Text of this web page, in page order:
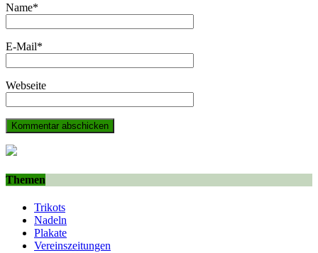
Name*
E-Mail*
Webseite
Themen
Trikots
Nadeln
Plakate
Vereinszeitungen